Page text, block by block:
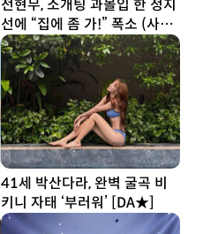
전현무, 소개팅 과몰입 한 정지
선에 “집에 좀 가!” 폭소 (사당
귀)
41세 박산다라, 완벽 굴곡 비
키니 자태 ‘부러워’ [DA★]